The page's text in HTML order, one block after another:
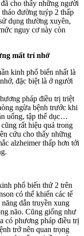
cho thấy những người
đường tuýp 2 thấp
dụng thường xuyên,
nguy cơ này còn
mất trí nhớ
kinh phổ biến nhất là
đặc biệt là ở người
pháp điều trị triệt
ngừa bệnh trước khi
uống, tập thể dục…
rất hiệu quả trong
cứu cho thấy những
alzheimer thấp hơn tới
phổ biến thứ 2 trên
có thể khiến các tế
dẫn truyền xung
não. Cũng giống như
có phương pháp điều trị
trở nên quan trọng